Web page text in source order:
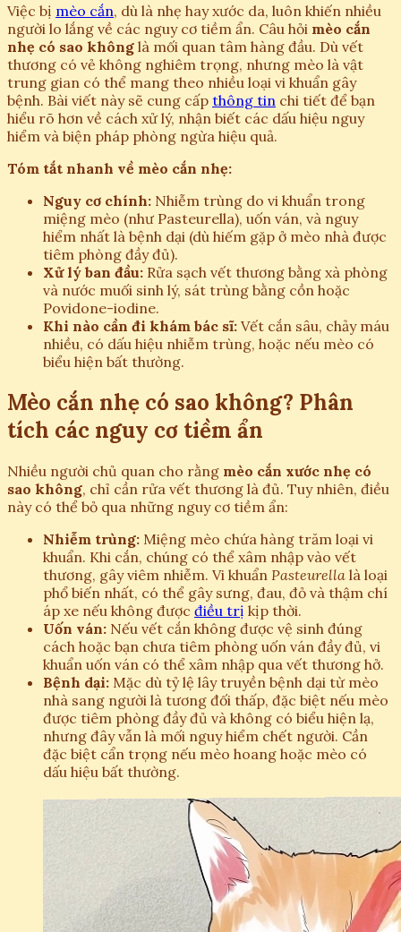
Việc bị mèo cắn, dù là nhẹ hay xước da, luôn khiến nhiều
người lo lắng về các nguy cơ tiềm ẩn. Câu hỏi mèo cắn
nhẹ có sao không là mối quan tâm hàng đầu. Dù vết
thương có vẻ không nghiêm trọng, nhưng mèo là vật
trung gian có thể mang theo nhiều loại vi khuẩn gây
bệnh. Bài viết này sẽ cung cấp thông tin chi tiết để bạn
hiểu rõ hơn về cách xử lý, nhận biết các dấu hiệu nguy
hiểm và biện pháp phòng ngừa hiệu quả.
Tóm tắt nhanh về mèo cắn nhẹ:
Nguy cơ chính: Nhiễm trùng do vi khuẩn trong
miệng mèo (như Pasteurella), uốn ván, và nguy
hiểm nhất là bệnh dại (dù hiếm gặp ở mèo nhà được
tiêm phòng đầy đủ).
Xử lý ban đầu: Rửa sạch vết thương bằng xà phòng
và nước muối sinh lý, sát trùng bằng cồn hoặc
Povidone-iodine.
Khi nào cần đi khám bác sĩ: Vết cắn sâu, chảy máu
nhiều, có dấu hiệu nhiễm trùng, hoặc nếu mèo có
biểu hiện bất thường.
Mèo cắn nhẹ có sao không? Phân
tích các nguy cơ tiềm ẩn
Nhiều người chủ quan cho rằng mèo cắn xước nhẹ có
sao không, chỉ cần rửa vết thương là đủ. Tuy nhiên, điều
này có thể bỏ qua những nguy cơ tiềm ẩn:
Nhiễm trùng: Miệng mèo chứa hàng trăm loại vi
khuẩn. Khi cắn, chúng có thể xâm nhập vào vết
thương, gây viêm nhiễm. Vi khuẩn Pasteurella là loại
phổ biến nhất, có thể gây sưng, đau, đỏ và thậm chí
áp xe nếu không được điều trị kịp thời.
Uốn ván: Nếu vết cắn không được vệ sinh đúng
cách hoặc bạn chưa tiêm phòng uốn ván đầy đủ, vi
khuẩn uốn ván có thể xâm nhập qua vết thương hở.
Bệnh dại: Mặc dù tỷ lệ lây truyền bệnh dại từ mèo
nhà sang người là tương đối thấp, đặc biệt nếu mèo
được tiêm phòng đầy đủ và không có biểu hiện lạ,
nhưng đây vẫn là mối nguy hiểm chết người. Cần
đặc biệt cẩn trọng nếu mèo hoang hoặc mèo có
dấu hiệu bất thường.